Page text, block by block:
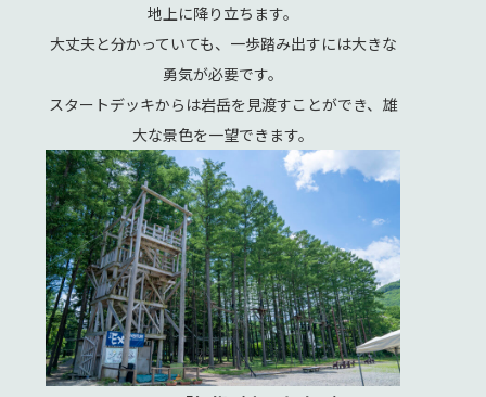
地上に降り立ちます。
大丈夫と分かっていても、一歩踏み出すには大きな
勇気が必要です。
スタートデッキからは岩岳を見渡すことができ、雄
大な景色を一望できます。
お名前/name
メールアドレス/e-mail